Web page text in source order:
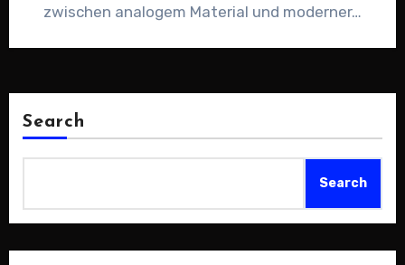
zwischen analogem Material und moderner…
Search
Search